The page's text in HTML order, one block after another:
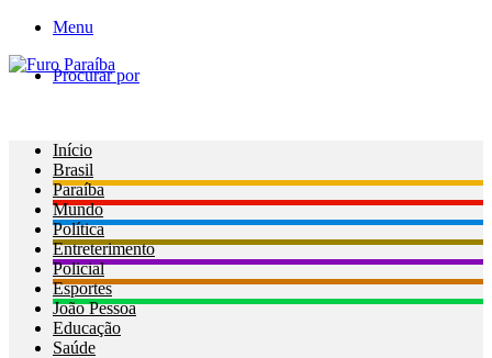
Menu
Procurar por
Início
Brasil
Paraíba
Mundo
Política
Entreterimento
Policial
Esportes
João Pessoa
Educação
Saúde